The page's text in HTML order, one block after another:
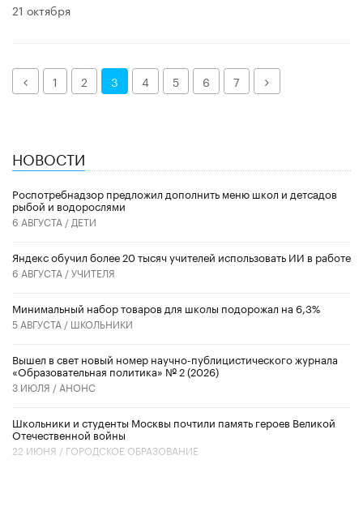
21 октября
Назад1 2 3 4 5 6 7 Далее
НОВОСТИ
Роспотребнадзор предложил дополнить меню школ и детсадов
рыбой и водорослями
6 АВГУСТА / ДЕТИ
​Яндекс обучил более 20 тысяч учителей использовать ИИ в работе
6 АВГУСТА /УЧИТЕЛЯ
Минимальный набор товаров для школы подорожал на 6,3%
5 АВГУСТА / ШКОЛЬНИКИ
Вышел в свет новый номер научно-публицистического журнала
«Образовательная политика» № 2 (2026)
3 ИЮЛЯ / АНОНС
Школьники и студенты Москвы почтили память героев Великой
Отечественной войны
22 ИЮНЯ / ГОРОДСКОЕ ОБРАЗОВАНИЕ